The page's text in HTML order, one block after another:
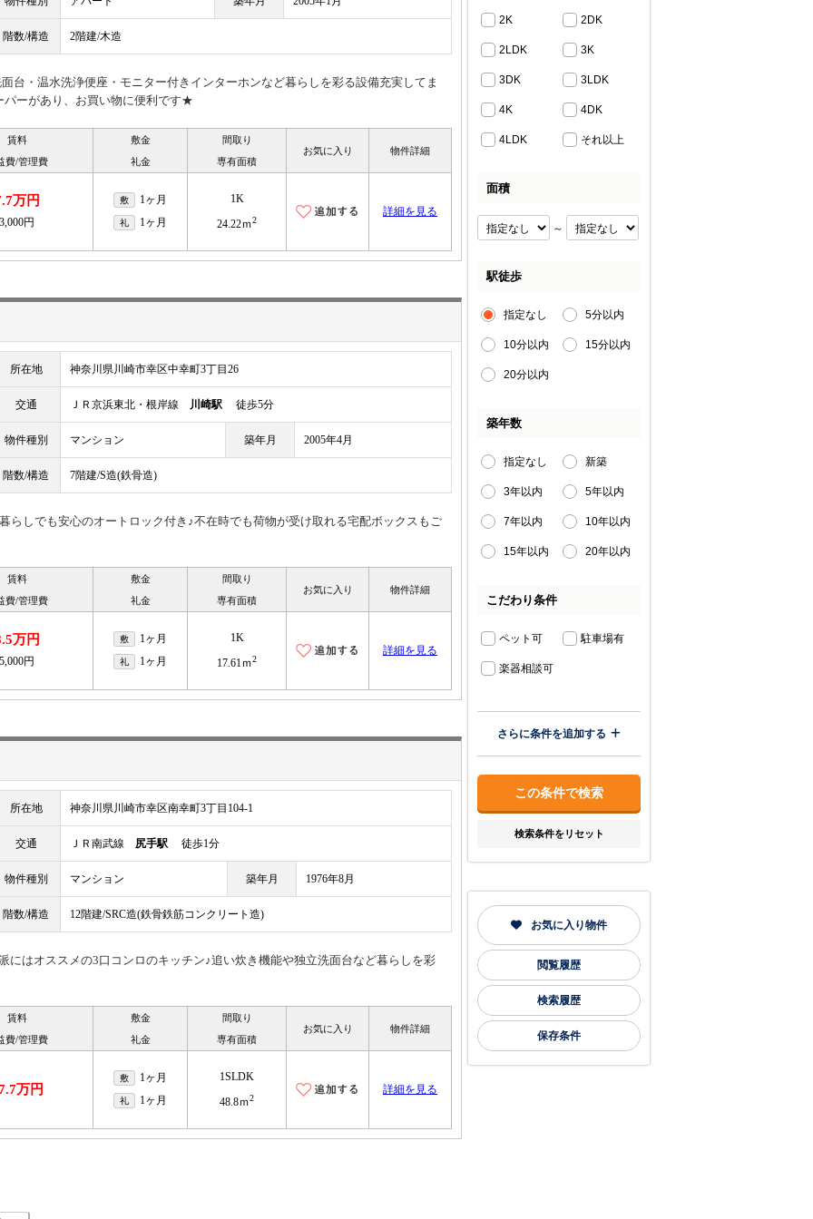
階数/構造 2階建/木造
台・温水洗浄便座・モニター付きインターホンなど暮らしを彩る設備充実してま
パーがあり、お買い物に便利です★
賃料
費/管理費
敷金
礼金
間取り
専有面積
お気に入り 物件詳細
万円
3,000円
敷 1ヶ月
礼 1ヶ月
1K
24.22ｍ2
詳細を見る
所在地 神奈川県川崎市幸区中幸町3丁目26
交通 ＪＲ京浜東北・根岸線 川崎駅 徒歩5分
物件種別 マンション 築年月 2005年4月
階数/構造 7階建/S造(鉄骨造)
らしでも安心のオートロック付き♪不在時でも荷物が受け取れる宅配ボックスもご
賃料
費/管理費
敷金
礼金
間取り
専有面積
お気に入り 物件詳細
万円
5,000円
敷 1ヶ月
礼 1ヶ月
1K
17.61ｍ2
詳細を見る
所在地 神奈川県川崎市幸区南幸町3丁目104-1
交通 ＪＲ南武線 尻手駅 徒歩1分
物件種別 マンション 築年月 1976年8月
階数/構造 12階建/SRC造(鉄骨鉄筋コンクリート造)
にはオススメの3口コンロのキッチン♪追い炊き機能や独立洗面台など暮らしを彩
賃料
費/管理費
敷金
礼金
間取り
専有面積
お気に入り 物件詳細
万円
敷 1ヶ月
礼 1ヶ月
1SLDK
48.8ｍ2
詳細を見る
2K 2DK
2LDK 3K
3DK 3LDK
4K 4DK
4LDK それ以上
面積
～
駅徒歩
指定なし 5分以内
10分以内 15分以内
20分以内
築年数
指定なし 新築
3年以内 5年以内
7年以内 10年以内
15年以内 20年以内
こだわり条件
ペット可 駐車場有
楽器相談可
さらに条件を追加する
検索条件をリセット
お気に入り物件
閲覧履歴
検索履歴
保存条件